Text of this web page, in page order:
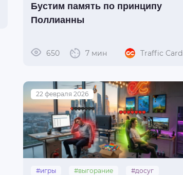
Бустим память по принципу
Поллианны
650 7 мин Traffic
22 февраля 2026
#игры #выгорание
#досуг